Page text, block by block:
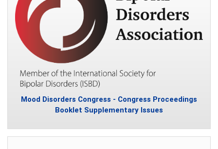
Mood Disorders Congress - Congress Proceedings
Booklet Supplementary Issues